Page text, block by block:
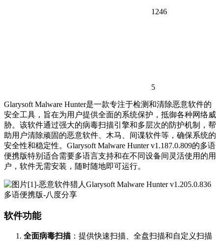
1246
5
Glarysoft Malware Hunter是一款专注于检测和清除恶意软件的
安全工具，旨在为用户提供全面的系统保护，抵御各种网络威
胁。该软件通过强大的病毒扫描引擎和多层次的防护机制，帮
助用户清除顽固的恶意软件、木马、间谍软件等，确保系统的
安全性和稳定性。Glarysoft Malware Hunter v1.187.0.809的多语
便携版特别适合需要多语言支持和在不同设备间灵活使用的用
户，软件无需安装，随时随地即可运行。
软件功能
全面病毒扫描 ：提供快速扫描、全盘扫描和自定义扫描